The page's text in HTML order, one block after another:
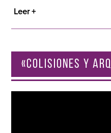
Leer +
«COLISIONES Y